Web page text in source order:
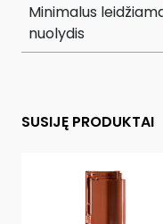
Minimalus
nuolydis
SUSIJĘ PRODUKTAI